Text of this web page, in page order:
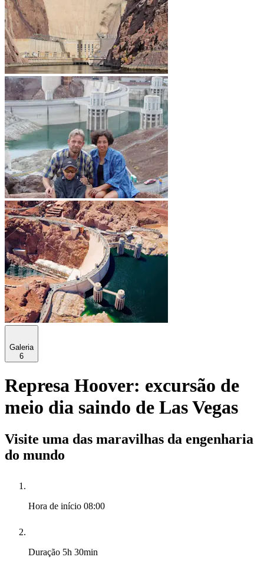
Galeria
6
Represa Hoover: excursão de
meio dia saindo de Las Vegas
Visite uma das maravilhas da engenharia
do mundo
Hora de início 08:00
Duração 5h 30min